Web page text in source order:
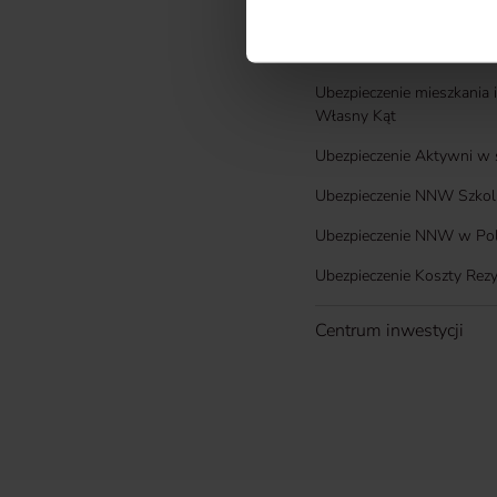
partnerzy. Szczegółowe
Ubezpieczenie mieszkania
Własny Kąt
Ubezpieczenie Aktywni w
Ubezpieczenie NNW
Ubezpieczenie NNW w
Ubezpieczenie Koszty
Centrum inwestycji